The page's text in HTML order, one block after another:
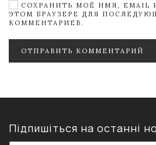
СОХРАНИТЬ МОЁ ИМЯ, EMAIL
ЭТОМ БРАУЗЕРЕ ДЛЯ
КОММЕНТАРИЕВ.
ОТПРАВИТЬ КОММЕНТАРИЙ
Підпишіться на останні